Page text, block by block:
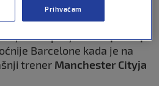
je već bio na klupi Reala od
a s Madriđanima je jednu
jedan španjolskiSuperkup.
Barcelone kada je na
trener Manchester Cityja
Prihvaćam